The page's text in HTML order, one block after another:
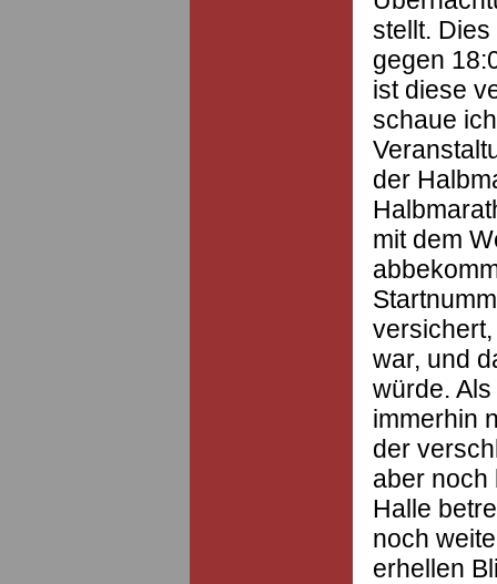
stellt.
gegen
ist diese
schaue
der
mit dem
war, und
würde.
immerhin
der
aber noch
Halle
noch
erhellen